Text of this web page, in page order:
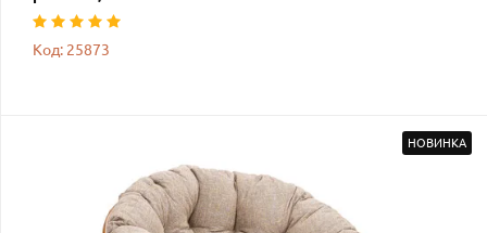
Код: 25873
НОВИНКА